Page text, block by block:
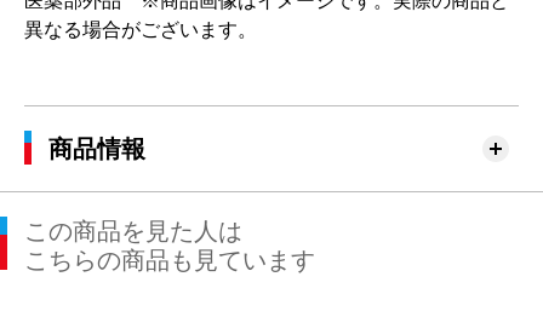
異なる場合がございます。
商品情報
この商品を見た人は
こちらの商品も見ています